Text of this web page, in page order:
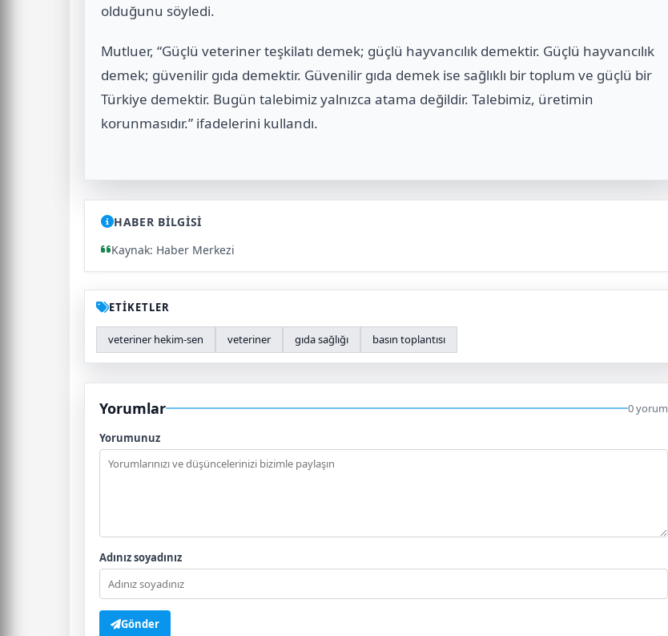
olduğunu söyledi.
Mutluer, “Güçlü veteriner teşkilatı demek; güçlü hayvancılık demektir. Güçlü hayvancılık
demek; güvenilir gıda demektir. Güvenilir gıda demek ise sağlıklı bir toplum ve güçlü bir
Türkiye demektir. Bugün talebimiz yalnızca atama değildir. Talebimiz, üretimin
korunmasıdır.” ifadelerini kullandı.
HABER BİLGİSİ
Kaynak: Haber Merkezi
ETİKETLER
veteriner hekim-sen veteriner gıda sağlığı basın toplantısı
Yorumlar 0 yorum
Yorumunuz
Adınız soyadınız
Gönder